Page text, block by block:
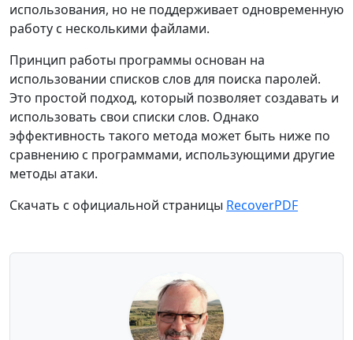
использования, но не поддерживает одновременную
работу с несколькими файлами.
Принцип работы программы основан на
использовании списков слов для поиска паролей.
Это простой подход, который позволяет создавать и
использовать свои списки слов. Однако
эффективность такого метода может быть ниже по
сравнению с программами, использующими другие
методы атаки.
Скачать с официальной страницы RecoverPDF